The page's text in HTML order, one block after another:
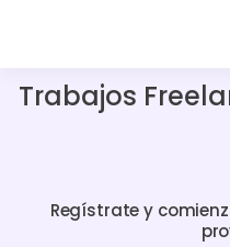
Trabajos
Regístrate y